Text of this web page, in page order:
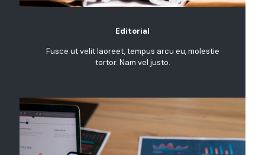
Editorial
Fusce ut velit laoreet, tempus arcu eu, molestie
tortor. Nam vel justo.